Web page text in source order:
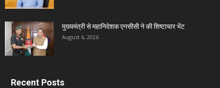
मुख्यमंत्री से महानिदेशक एनसीसी ने की शिष्टाचार भेंट
August 6, 2026
Recent Posts